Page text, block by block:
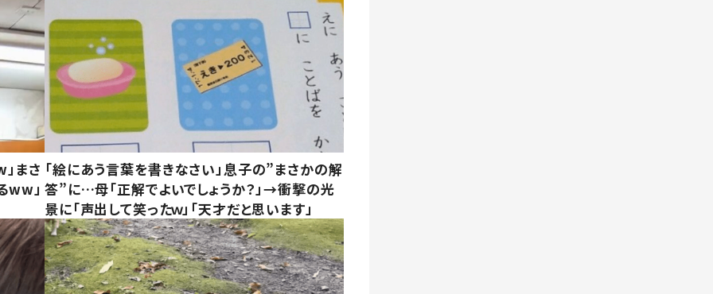
まさ
ww」
「絵にあう言葉を書きなさい」息子の”まさかの解
答”に…母「正解でよいでしょうか？」→衝撃の光
景に「声出して笑ったｗ」「天才だと思います」